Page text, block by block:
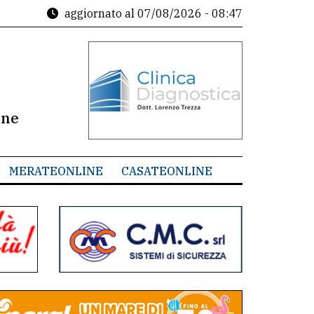
aggiornato al 07/08/2026 - 08:47
MERATEONLINE CASATEONLINE